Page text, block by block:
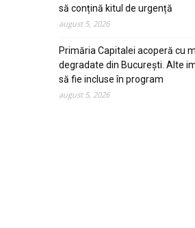
să conțină kitul de urgență
august 5, 2026
Primăria Capitalei acoperă cu
degradate din București. Alte
să fie incluse în program
august 5, 2026